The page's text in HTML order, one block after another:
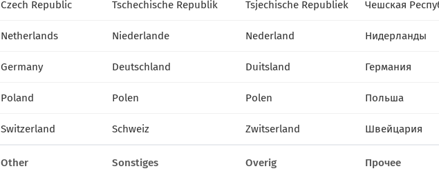
Czech Republic Tschechische Republik Tsjechische Republiek Чешская
Netherlands Niederlande Nederland Нидерланды
Germany Deutschland Duitsland Германия
Poland Polen Polen Польша
Switzerland Schweiz Zwitserland Швейцария
Other Sonstiges Overig Прочее